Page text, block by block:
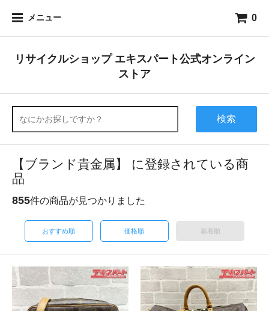
メニュー 0
リサイクルショップ エキスパート公式オンライン
ストア
検索
【ブランド貴金属】 に登録されている商
品
855件の商品が見つかりました
おすすめ順 価格順 新着順